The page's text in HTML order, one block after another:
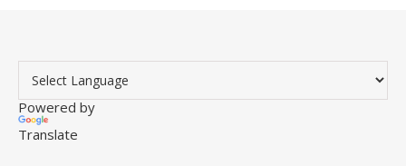
Powered by
Translate